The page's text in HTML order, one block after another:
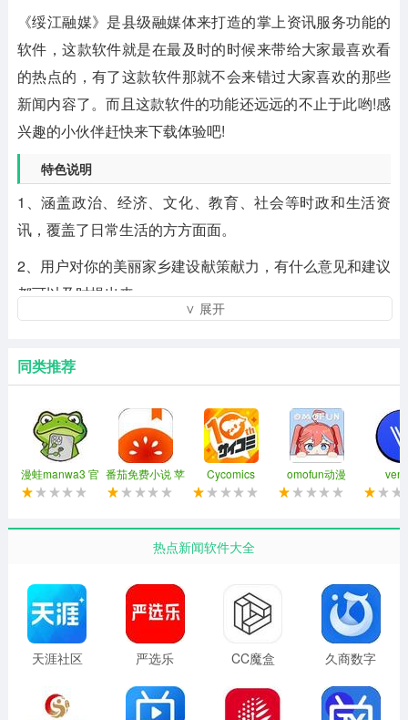
《绥江融媒》是县级融媒体来打造的掌上资讯服务功能的
软件，这款软件就是在最及时的时候来带给大家最喜欢看
的热点的，有了这款软件那就不会来错过大家喜欢的那些
新闻内容了。而且这款软件的功能还远远的不止于此哟!感
兴趣的小伙伴赶快来下载体验吧!
特色说明
1、涵盖政治、经济、文化、教育、社会等时政和生活资
讯，覆盖了日常生活的方方面面。
2、用户对你的美丽家乡建设献策献力，有什么意见和建议
都可以及时提出来。
实践。
绥江融媒是一款绥江本地生活新闻客户端，用户们在平台
上就可以看到时下一手最新的热点信息，没有时间和空间
的限制，随时随地就可以享受更加省心优质的服务。在手
间的限制，随时随地就可以享受更加省心优质的服务哦!
只要轻轻拨动手指，掌上魔幻板块应有尽有，让你随时随
地看纳溪、看世界。
展现您用手机抓拍的各类新闻事件及趣事，参与各种话题
讨论互动。
∨ 展开
同类推荐
漫蛙manwa3 官
方链接苹果版
番茄免费小说 苹
果版
Cycomics
omofun动漫
iosv3.0.0最新版
热点新闻软件大全
天涯社区
严选乐
CC魔盒
久商数字